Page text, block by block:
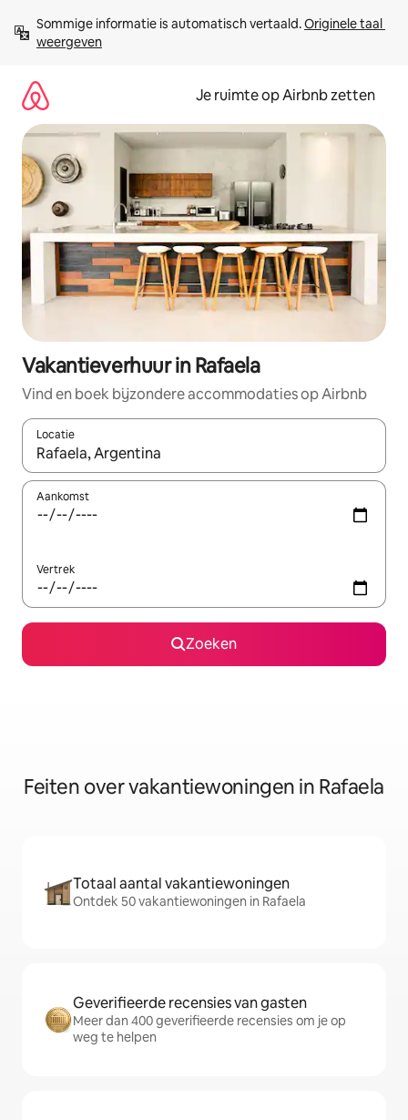
direct
naar
Sommige informatie is automatisch vertaald. Originele taal
weergeven
Je ruimte op Airbnb zetten
Vakantieverhuur in Rafaela
Vind en boek bijzondere accommodaties op Airbnb
Locatie
Wanneer er suggesties beschikbaar zijn, maak je een keuze
Aankomst
Vertrek
Zoeken
Feiten over vakantiewoningen in Rafaela
Totaal aantal vakantiewoningen
Ontdek 50 vakantiewoningen in Rafaela
Geverifieerde recensies van gasten
Meer dan 400 geverifieerde recensies om je op
weg te helpen